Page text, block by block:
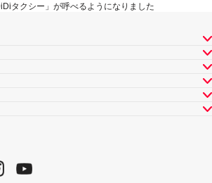
タクシー」が呼べるようになりました